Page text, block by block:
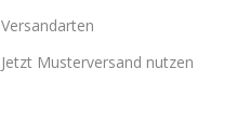
Versandarten
Jetzt Musterversand nutzen